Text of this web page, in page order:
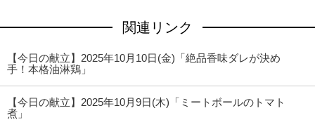
関連リンク
【今日の献立】2025年10月10日(金)「絶品香味ダレが決め
手！本格油淋鶏」
【今日の献立】2025年10月9日(木)「ミートボールのトマト
煮」